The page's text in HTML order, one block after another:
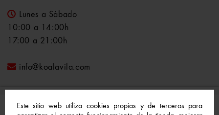
Este sitio web utiliza cookies propias y de terceros para
Lunes a Sábado
10:00 a 14:00h
17:00 a 21:00h
info@koalavila.com